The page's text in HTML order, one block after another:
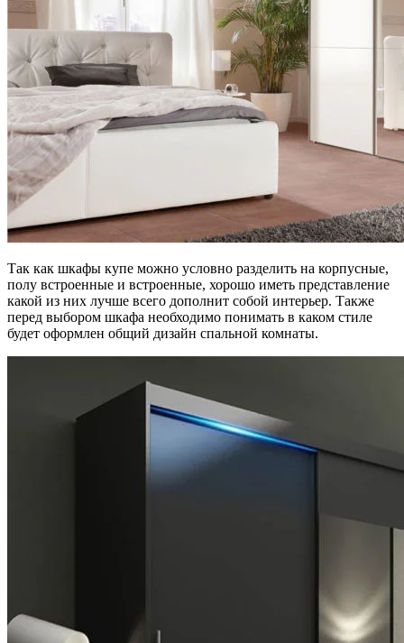
Так как шкафы купе можно условно разделить на корпусные,
полу встроенные и встроенные, хорошо иметь представление
какой из них лучше всего дополнит собой интерьер. Также
перед выбором шкафа необходимо понимать в каком стиле
будет оформлен общий дизайн спальной комнаты.